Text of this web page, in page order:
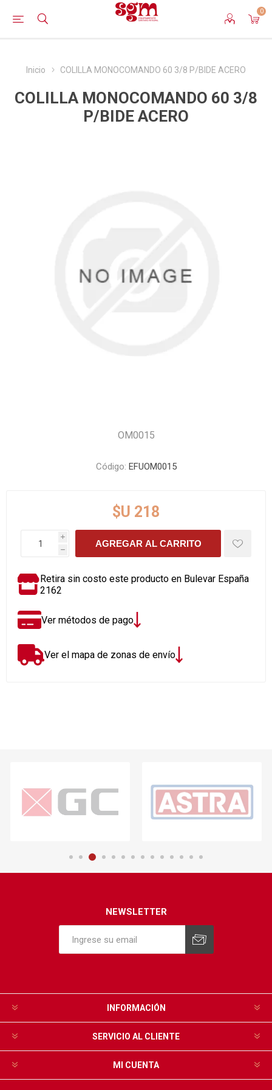
0
Inicio COLILLA MONOCOMANDO 60 3/8 P/BIDE ACERO
COLILLA MONOCOMANDO 60 3/8
P/BIDE ACERO
OM0015
Código: EFUOM0015
$U 218
i
h
AGREGAR AL CARRITO
Retira sin costo este producto en Bulevar España
2162
Ver métodos de pago
Ver el mapa de zonas de envío
NEWSLETTER
INFORMACIÓN
SERVICIO AL CLIENTE
MI CUENTA